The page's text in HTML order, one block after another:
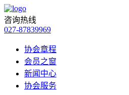
咨询热线
027-87839969
协会章程
会员之窗
新闻中心
协会服务